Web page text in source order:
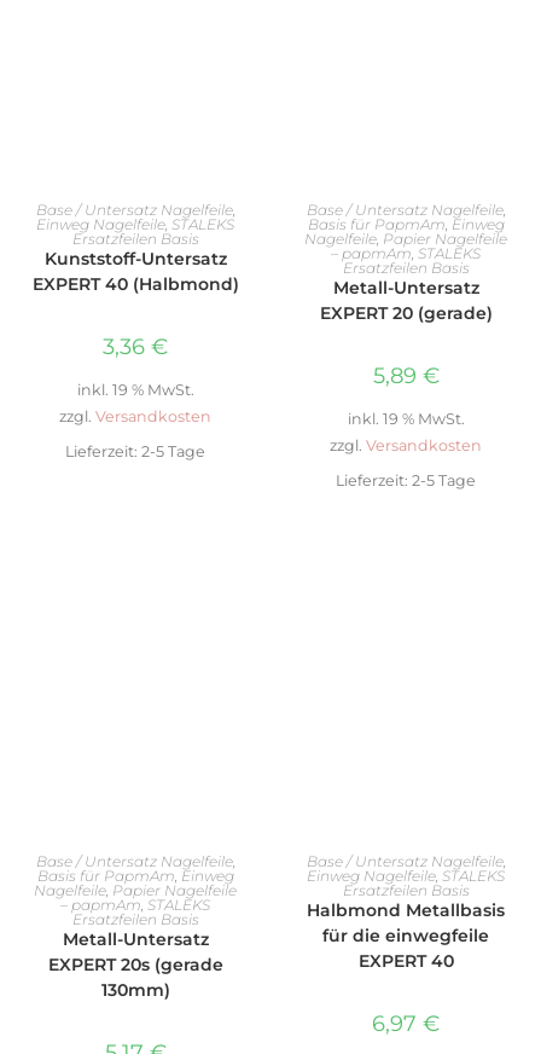
IN DEN WARENKORB
Base / Untersatz Nagelfeile,
Einweg Nagelfeile STALEKS
Ersatzfeilen Basis
Kunststoff-Untersatz
EXPERT 40 (Halbmond)
3,36 €
inkl. 19 % MwSt.
zzgl. Versandkosten
Lieferzeit: 2-5 Tage
WEITERLESEN
Base / Untersatz Nagelfeile,
Basis für PapmAm Einweg
Nagelfeile Papier Nagelfeile
– papmAm STALEKS
Ersatzfeilen Basis
Metall-Untersatz
EXPERT 20 (gerade)
5,89 €
inkl. 19 % MwSt.
zzgl. Versandkosten
Lieferzeit: 2-5 Tage
IN DEN WARENKORB
Base / Untersatz Nagelfeile,
Basis für PapmAm Einweg
Nagelfeile Papier Nagelfeile
– papmAm STALEKS
Ersatzfeilen Basis
Metall-Untersatz
EXPERT 20s (gerade
130mm)
IN DEN WARENKORB
Base / Untersatz Nagelfeile,
Einweg Nagelfeile STALEKS
Ersatzfeilen Basis
Halbmond Metallbasis
für die einwegfeile
EXPERT 40
6,97 €